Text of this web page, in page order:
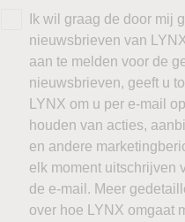
Ik wil graag de door mij
nieuwsbrieven van
aan te melden voor de
nieuwsbrieven, geeft u
LYNX om u per e-mail
houden van acties,
en andere
elk moment uitschrijven
de e-mail. Meer
over hoe LYNX omgaat